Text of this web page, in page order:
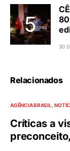
30
Relacionados
AGÊNCIA BRASIL
Críticas a